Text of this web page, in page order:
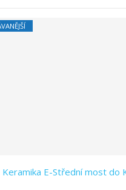
Keramika E-Střední most do